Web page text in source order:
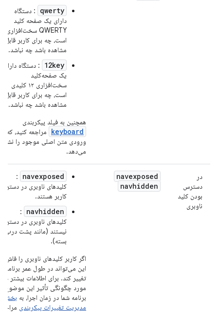
qwerty
: دستگاه
دارای یک صفحه کلید
QWERTY سخت‌افزاری
است، چه برای کاربر قابل
مشاهده باشد چه نباشد.
12key
: دستگاه دارای
یک صفحه‌کلید
سخت‌افزاری ۱۲ کلیدی
است، چه برای کاربر قابل
مشاهده باشد چه نباشد.
همچنین به فیلد پیکربندی
keyboard
مراجعه کنید، که
ورودی متن اصلی موجود را نشان
می‌دهد.
در
دسترس
بودن کلید
ناوبری
navexposed
navhidden
navexposed
:
کلیدهای ناوبری در دسترس
کاربر هستند.
navhidden
:
کلیدهای ناوبری در دسترس
نیستند (مانند پشت درب
بسته).
اگر کاربر کلیدهای ناوبری را فاش
این می‌تواند در طول عمر برنامه
تغییر کند. برای اطلاعات بیشتر در
مورد چگونگی تأثیر این موضوع
برنامه شما در زمان اجرا، به بخش
مدیریت تغییرات پیکربندی